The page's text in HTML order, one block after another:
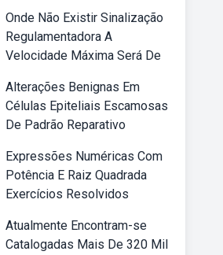
Onde Não Existir Sinalização
Regulamentadora A
Velocidade Máxima Será De
Alterações Benignas Em
Células Epiteliais Escamosas
De Padrão Reparativo
Expressões Numéricas Com
Potência E Raiz Quadrada
Exercícios Resolvidos
Atualmente Encontram-se
Catalogadas Mais De 320 Mil